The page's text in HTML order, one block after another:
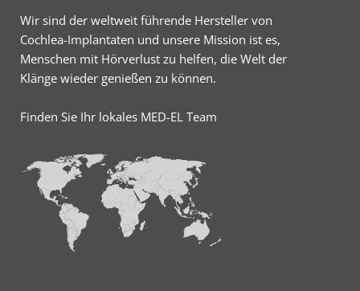
Wir sind der weltweit führende Hersteller von
Cochlea-Implantaten und unsere Mission ist es,
Menschen mit Hörverlust zu helfen, die Welt der
Klänge wieder genießen zu können.
Finden Sie Ihr lokales MED-EL Team